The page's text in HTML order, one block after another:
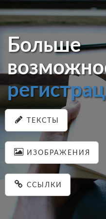
Больше
ТЕКСТЫ
ИЗОБРАЖЕНИЯ
ССЫЛКИ